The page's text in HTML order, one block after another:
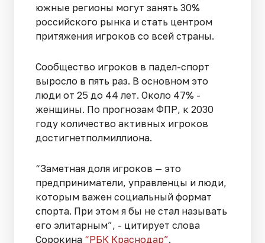
южные регионы могут занять 30%
российского рынка и стать центром
притяжения игроков со всей страны.
Сообщество игроков в падел-спорт
выросло в пять раз. В основном это
люди от 25 до 44 лет. Около 47% -
женщины. По прогнозам ФПР, к 2030
году количество активных игроков
достигнетполмиллиона.
“Заметная доля игроков — это
предприниматели, управленцы и люди,
которым важен социальный формат
спорта. При этом я бы не стал называть
его элитарным”, - цитирует слова
Сорокина “РБК Краснодар”.